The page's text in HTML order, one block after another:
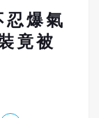
爆氣
竟被